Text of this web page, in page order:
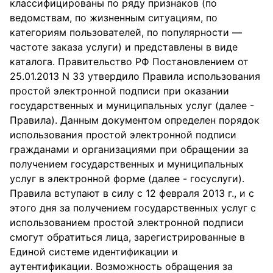
классифицированы по ряду признаков (по
ведомствам, по жизненным ситуациям, по
категориям пользователей, по популярности —
частоте заказа услуги) и представлены в виде
каталога. Правительство РФ Постановлением от
25.01.2013 N 33 утвердило Правила использования
простой электронной подписи при оказании
государственных и муниципальных услуг (далее -
Правила). Данным документом определен порядок
использования простой электронной подписи
гражданами и организациями при обращении за
получением государственных и муниципальных
услуг в электронной форме (далее - госуслуги).
Правила вступают в силу с 12 февраля 2013 г., и с
этого дня за получением государственных услуг с
использованием простой электронной подписи
смогут обратиться лица, зарегистрированные в
Единой системе идентификации и
аутентификации. Возможность обращения за